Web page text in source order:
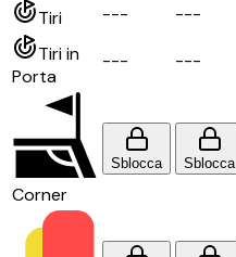
Tiri --- ---
Tiri in
Porta
--- ---
Corner
Sblocca Sblocca